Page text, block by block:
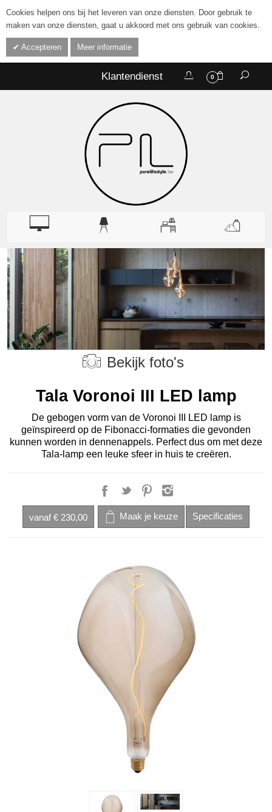
Cookies helpen ons bij het leveren van onze diensten. Door gebruik te
maken van onze diensten, gaat u akkoord met ons gebruik van cookies.
Accepteren Meer informatie
0
Klantendienst
Bekijk foto's
Tala Voronoi III LED lamp
De gebogen vorm van de Voronoi III LED lamp is
geïnspireerd op de Fibonacci-formaties die gevonden
kunnen worden in dennenappels. Perfect dus om met deze
Tala-lamp een leuke sfeer in huis te creëren.
vanaf € 230,00